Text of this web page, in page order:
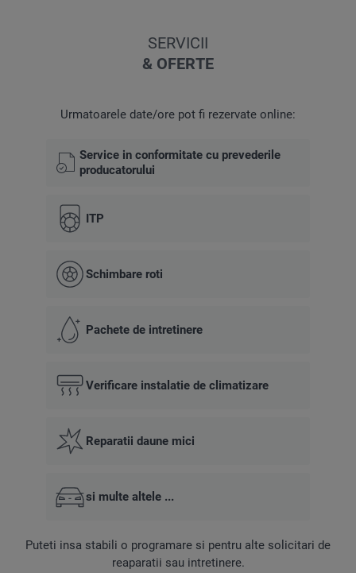
SERVICII
& OFERTE
Urmatoarele date/ore pot fi rezervate online:
Service in conformitate cu prevederile
producatorului
ITP
Schimbare roti
Pachete de intretinere
Verificare instalatie de climatizare
Reparatii daune mici
si multe altele ...
Puteti insa stabili o programare si pentru alte solicitari de
reaparatii sau intretinere.